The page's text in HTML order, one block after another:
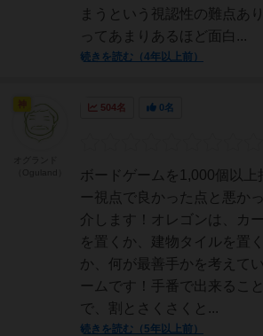
まうという視認性の難点あ
ってあまりあるほど面白...
続きを読む（4年以上前）
504名 0名
ボードゲームを1,000個以上
ー視点で良かった点と悪か
介します！オレゴンは、カ
を置くか、建物タイルを置
か、何が最善手かを考えて
ームです！手番で出来るこ
で、割とさくさくと...
続きを読む（5年以上前）